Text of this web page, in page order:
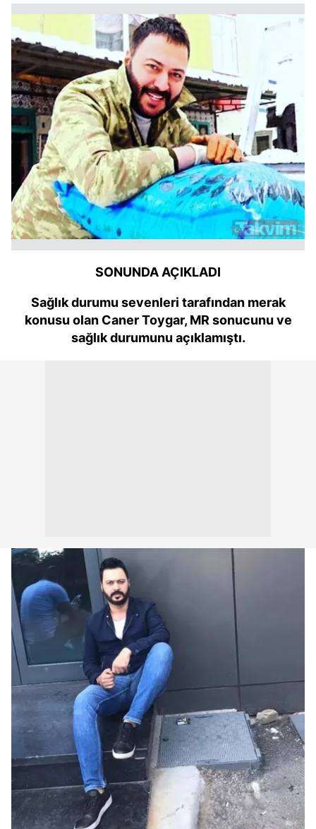
SONUNDA AÇIKLADI
Sağlık durumu sevenleri tarafından merak
konusu olan Caner Toygar, MR sonucunu ve
sağlık durumunu açıklamıştı.